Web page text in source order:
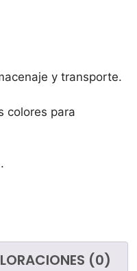
y transporte.
colores para
(0)